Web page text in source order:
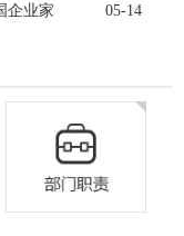
企业家
05-14